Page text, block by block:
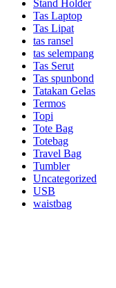
Stand Holder
Tas Laptop
Tas Lipat
tas ransel
tas selempang
Tas Serut
Tas spunbond
Tatakan Gelas
Termos
Topi
Tote Bag
Totebag
Travel Bag
Tumbler
Uncategorized
USB
waistbag